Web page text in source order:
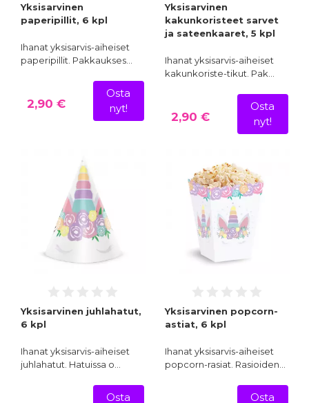
Yksisarvinen
paperipillit, 6 kpl
Ihanat yksisarvis-aiheiset
paperipillit. Pakkaukses…
2,90 €
Osta
nyt!
Yksisarvinen
kakunkoristeet sarvet
ja sateenkaaret, 5 kpl
Ihanat yksisarvis-aiheiset
kakunkoriste-tikut. Pak…
2,90 €
Osta
nyt!
Yksisarvinen juhlahatut,
6 kpl
Ihanat yksisarvis-aiheiset
juhlahatut. Hatuissa o…
Osta
Yksisarvinen popcorn-
astiat, 6 kpl
Ihanat yksisarvis-aiheiset
popcorn-rasiat. Rasioiden…
Osta